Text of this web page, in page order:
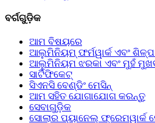
ବର୍ଗଗୁଡ଼ିକ
ଆମ ବିଷୟରେ
ଆଲୁମିନିୟମ୍ ଫର୍ମୱାର୍କ ଏବଂ
ଆଲୁମିନିୟମ ଝରକା ଏବଂ ମୁହଁ
ସାର୍ଟିଫିକେଟ୍
ସିଏନସି ବେଣ୍ଡିଂ ମେସିନ୍
ଆମ ସହିତ ଯୋଗାଯୋଗ କରନ୍ତୁ
ସେବାଗୁଡ଼ିକ
ସୋଲାର ପ୍ୟାନେଲ୍ ଫ୍ରେମୱାର୍କ